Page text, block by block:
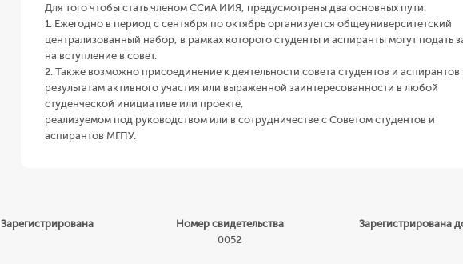
Для того чтобы стать членом ССиА ИИЯ, предусмотрены два основных пути:
1. Ежегодно в период с сентября по октябрь организуется общеуниверситетский
централизованный набор, в рамках которого студенты и аспиранты могут подать
на вступление в совет.
2. Также возможно присоединение к деятельности совета студентов и аспирантов
результатам активного участия или выраженной заинтересованности в любой
студенческой инициативе или проекте,
реализуемом под руководством или в сотрудничестве с Советом студентов и
аспирантов МГПУ.
Зарегистрирована
Номер свидетельства
0052
Зарегистрирована